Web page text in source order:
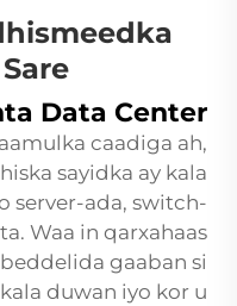
Data Center
caadiga ah,
sayidka ay kala
server-ada, switch-
Waa in qarxahaas
gaaban si
duwan iyo kor u